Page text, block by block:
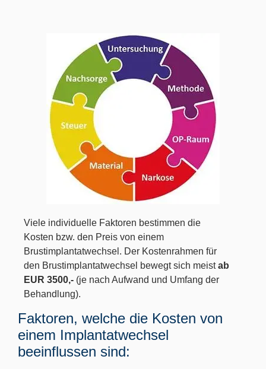
Viele individuelle Faktoren bestimmen die
Kosten bzw. den Preis von einem
Brustimplantatwechsel. Der Kostenrahmen für
den Brustimplantatwechsel bewegt sich meistab
EUR 3500,- (je nach Aufwand und Umfang der
Behandlung).
Faktoren, welche die Kosten von
einem Implantatwechsel
beeinflussen sind: